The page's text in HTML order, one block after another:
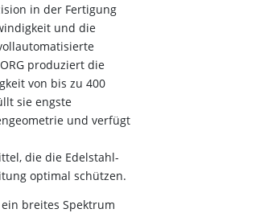
in der Fertigung
und die
produziert die
von bis zu 400
sie engste
und verfügt
die die Edelstahl-
optimal schützen.
breites Spektrum